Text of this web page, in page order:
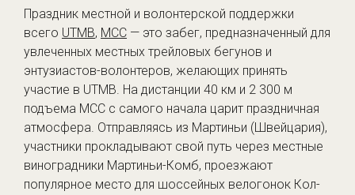
Праздник местной и волонтерской поддержки
всего UTMB, MCC — это забег, предназначенный для
увлеченных местных трейловых бегунов и
энтузиастов-волонтеров, желающих принять
участие в UTMB. На дистанции 40 км и 2 300 м
подъема MCC с самого начала царит праздничная
атмосфера. Отправляясь из Мартиньи (Швейцария),
участники прокладывают свой путь через местные
виноградники Мартиньи-Комб, проезжают
популярное место для шоссейных велогонок Кол-